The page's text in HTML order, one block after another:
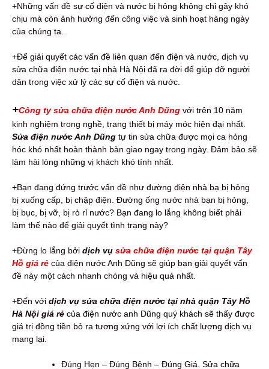
+Những vấn đề sự cố điện và nước bị hỏng không chỉ gây khó
chịu mà còn ảnh hưởng đến công việc và sinh hoạt hàng ngày
của chúng ta.
+Để giải quyết các vấn đề liên quan đến điện và nước, dịch vụ
sửa chữa điện nước tại nhà Hà Nội đã ra đời để giúp đỡ người
dân trong việc xử lý các sự cố điện và nước.
+Công ty sửa chữa điện nước Anh Dũng với trên 10 năm
kinh nghiệm trong nghề, trang thiết bị máy móc hiện đại nhất.
Sửa điện nước Anh Dũng tự tin sửa chữa được mọi ca hỏng
hóc khó nhất hoàn thành bàn giao ngay trong ngày. Đảm bảo sẽ
làm hài lòng những vị khách khó tính nhất.
+Bạn đang đứng trước vấn đề như đường điện nhà bạ bị hỏng
bị xuống cấp, bị chập điện. Đường ống nước nhà bạn bị hỏng,
bị bục, bị vỡ, bị rò rỉ nước? Bạn đang lo lắng không biết phải
làm thế nào để giải quyết tình trạng này?
+Đừng lo lắng bởi dịch vụ sửa chữa điện nước tại quận Tây
Hồ giá rẻ của điện nước Anh Dũng sẽ giúp bạn giải quyết vấn
đề này một cách nhanh chóng và hiệu quả nhất.
+Đến với dịch vụ sửa chữa điện nước tại nhà quận Tây Hồ
Hà Nội giá rẻ của điện nước anh Dũng quý khách sẽ thấy được
giá trị đồng tiền bỏ ra tương xứng với lợi ích chất lượng dịch vụ
mang lại.
Đúng Hẹn – Đúng Bệnh – Đúng Giá. Sửa chữa